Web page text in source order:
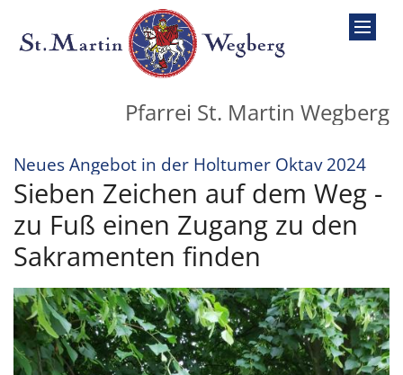
Zum Inhalt springen
Pfarrei St. Martin Wegberg
Neues Angebot in der Holtumer Oktav 2024:
Sieben Zeichen auf dem Weg -
zu Fuß einen Zugang zu den
Sakramenten finden